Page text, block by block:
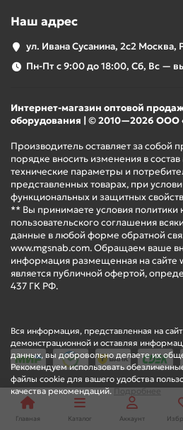
Вся информация, представленная на
демонстрационной и оставляя
данных, вы добровольно делаете их
Рекомендуем использовать
файлы cookie для вашего удобства
качества рекомендаций.Подробнее
Наш адрес
ул. Ивана Сусанина, 2с2 Москва,
Пн-Пт с 9:00 до 18:00, Сб, Вс —
Интернет-магазин оптовой
оборудования | © 2010—2026
Производитель оставляет за собой
порядке вносить изменения в
технические параметры и
представленных товарах, при
функциональных и защитных
** Вы принимаете условия политики
пользовательского соглашения
данные в любой форме обратной
www.mgsnab.com. Обращаем ваше
информация размещенная на сайте
является публичной офертой,
437 ГК РФ.
Главная Каталог Аккаунт